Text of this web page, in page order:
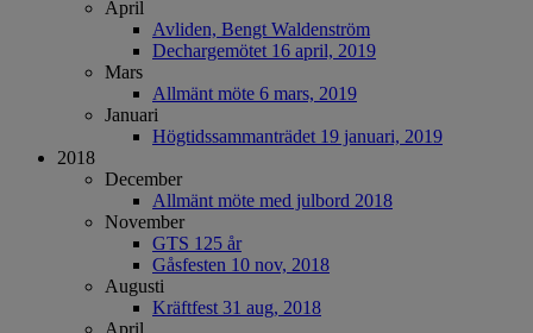
April
Avliden, Bengt Waldenström
Dechargemötet 16 april, 2019
Mars
Allmänt möte 6 mars, 2019
Januari
Högtidssammanträdet 19 januari, 2019
2018
December
Allmänt möte med julbord 2018
November
GTS 125 år
Gåsfesten 10 nov, 2018
Augusti
Kräftfest 31 aug, 2018
April